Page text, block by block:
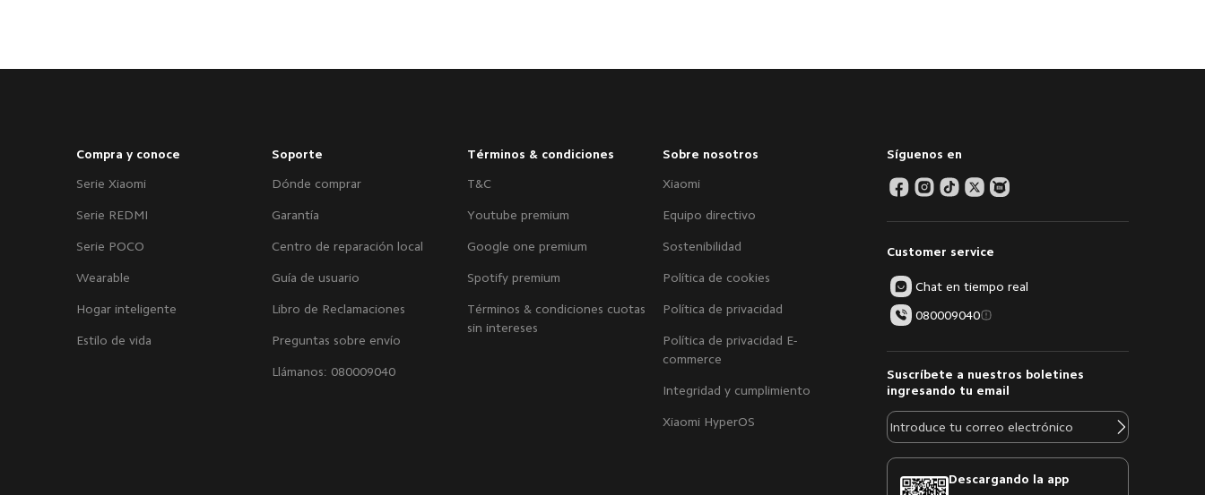
Compra y conoce
Serie Xiaomi
Serie REDMI
Serie POCO
Wearable
Hogar inteligente
Estilo de vida
Soporte
Dónde comprar
Garantía
Centro de reparación local
Guía de usuario
Libro de Reclamaciones
Preguntas sobre envío
Llámanos: 080009040
Términos & condiciones
T&C
Youtube premium
Google one premium
Spotify premium
Términos & condiciones cuotas
sin intereses
Sobre nosotros
Xiaomi
Equipo directivo
Sostenibilidad
Política de cookies
Política de privacidad
Política de privacidad E-
commerce
Integridad y cumplimiento
Xiaomi HyperOS
Síguenos en
Customer service
Chat en tiempo real
080009040
Suscríbete a nuestros boletines
ingresando tu email
Descargando la app